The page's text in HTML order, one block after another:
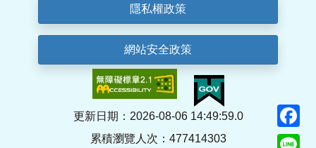
隱私權政策
網站安全政策
更新日期：2026-08-06 14:49:59.0
累積瀏覽人次：477414303